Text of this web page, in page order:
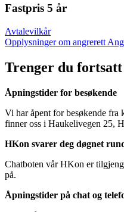
Fastpris 5 år
Avtalevilkår
Opplysninger om angrerett
Trenger du
Åpningstider for besøkende
Vi har åpent for besøkende fra
finner oss i Haukelivegen 25,
HKon svarer deg døgnet
Chatboten vår HKon er
på.
Åpningstider på chat og